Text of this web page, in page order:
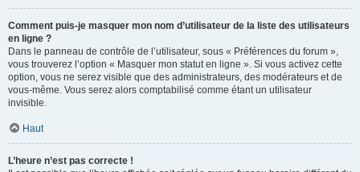
Comment puis-je masquer mon nom d’utilisateur de la liste des utilisateurs
en ligne ?
Dans le panneau de contrôle de l’utilisateur, sous « Préférences du forum »,
vous trouverez l’option « Masquer mon statut en ligne ». Si vous activez cette
option, vous ne serez visible que des administrateurs, des modérateurs et de
vous-même. Vous serez alors comptabilisé comme étant un utilisateur
invisible.
Haut
L’heure n’est pas correcte !